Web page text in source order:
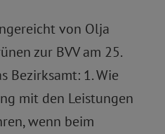
von Olja
zur BVV am 25.
Bezirksamt: 1. Wie
mit den Leistungen
wenn beim